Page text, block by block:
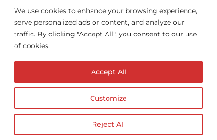
We use cookies to enhance your browsing experience,
serve personalized ads or content, and analyze our
traffic. By clicking "Accept All", you consent to our use
of cookies.
Customize
Reject All
Accept All
© Copyright AUDIOPROTESISTA.IT. All rights
reserved.| ECA EDIT S.R.L. Partita IVA: 02214740686
| Website byFirmà